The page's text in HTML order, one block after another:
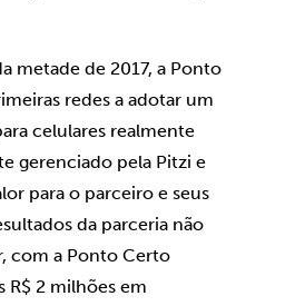
metade de 2017, a Ponto
redes a adotar um
celulares realmente
gerenciado pela Pitzi e
para o parceiro e seus
da parceria não
com a Ponto Certo
R$ 2 milhões em